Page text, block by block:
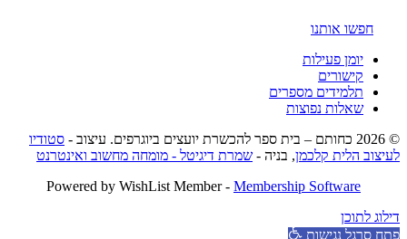
חפשו אותנו
יומן פעילות
קישורים
תלמידים מספרים
שאלות נפוצות
© 2026 כחותם – בית ספר להכשרת יועצים ביוגרפים. עיצוב -
סטודיו
לעיצוב הלית קלכמן, בניה - שמרת דיגיטל - מומחה מחשוב ואינטרנט
Powered by WishList Member - Membership Software
דילוג לתוכן
פתח סרגל נגישות